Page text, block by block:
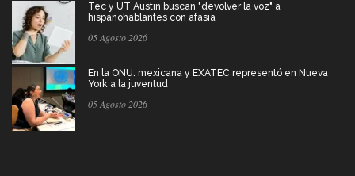
Tec y UT Austin buscan "devolver la voz" a
hispanohablantes con afasia
05 Agosto 2026
En la ONU: mexicana y EXATEC representó en Nueva
York a la juventud
05 Agosto 2026